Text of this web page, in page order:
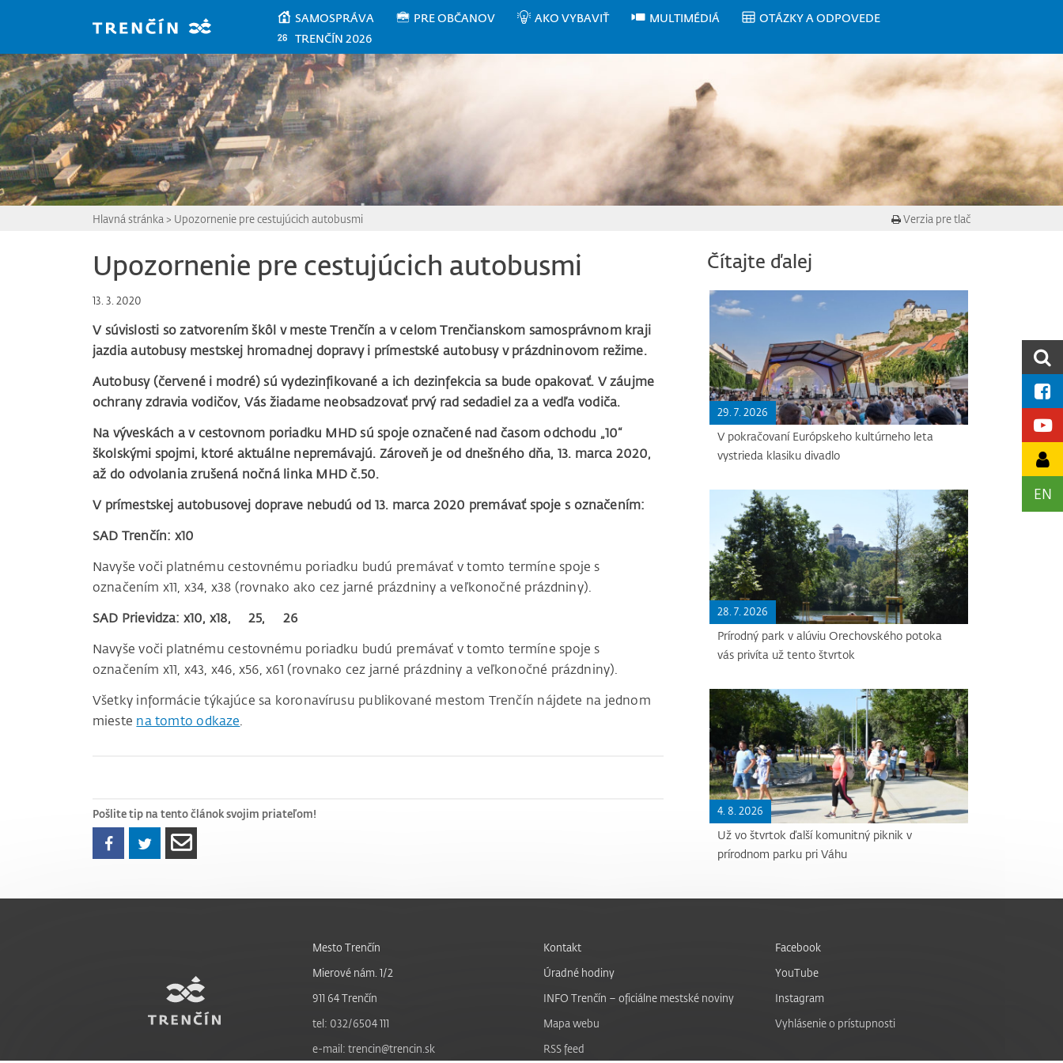
SAMOSPRÁVA PRE OBČANOV AKO VYBAVIŤ MULTIMÉDIÁ
OTÁZKY A ODPOVEDE
TRENČÍN 2026
EN
Hlavná stránka > Upozornenie pre cestujúcich autobusmi Verzia pre tlač
Upozornenie pre cestujúcich autobusmi
13. 3. 2020
V súvislosti so zatvorením škôl v meste Trenčín a v celom Trenčianskom samosprávnom kraji
jazdia autobusy mestskej hromadnej dopravy i prímestské autobusy v prázdninovom režime.
Autobusy (červené i modré) sú vydezinfikované a ich dezinfekcia sa bude opakovať. V záujme
ochrany zdravia vodičov, Vás žiadame neobsadzovať prvý rad sedadiel za a vedľa vodiča.
Na výveskách a v cestovnom poriadku MHD sú spoje označené nad časom odchodu „10“
školskými spojmi, ktoré aktuálne nepremávajú. Zároveň je od dnešného dňa, 13. marca 2020,
až do odvolania zrušená nočná linka MHD č.50.
V prímestskej autobusovej doprave nebudú od 13. marca 2020 premávať spoje s označením:
SAD Trenčín: x10
Navyše voči platnému cestovnému poriadku budú premávať v tomto termíne spoje s
označením x11, x34, x38 (rovnako ako cez jarné prázdniny a veľkonočné prázdniny).
SAD Prievidza: x10, x18, 25, 26
Navyše voči platnému cestovnému poriadku budú premávať v tomto termíne spoje s
označením x11, x43, x46, x56, x61 (rovnako cez jarné prázdniny a veľkonočné prázdniny).
Všetky informácie týkajúce sa koronavírusu publikované mestom Trenčín nájdete na jednom
mieste na tomto odkaze.
Pošlite tip na tento článok svojim priateľom!
Čítajte ďalej
29. 7. 2026
V pokračovaní Európskeho kultúrneho leta
vystrieda klasiku divadlo
28. 7. 2026
Prírodný park v alúviu Orechovského potoka
vás privíta už tento štvrtok
4. 8. 2026
Už vo štvrtok ďalší komunitný piknik v
prírodnom parku pri Váhu
Mesto Trenčín
Mierové nám. 1/2
911 64 Trenčín
tel: 032/6504 111
e-mail: trencin@trencin.sk
Kontakt
Úradné hodiny
INFO Trenčín – oficiálne mestské noviny
Mapa webu
RSS feed
Facebook
YouTube
Instagram
Vyhlásenie o prístupnosti